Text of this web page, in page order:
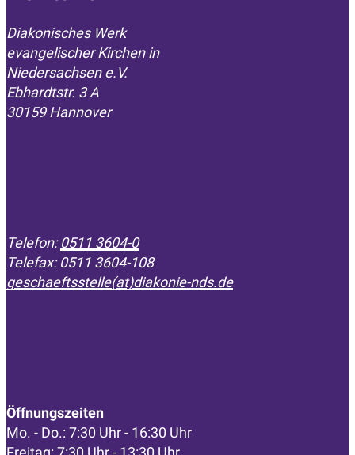
Diakonisches Werk
evangelischer Kirchen in
­Niedersachsen e.V.
Ebhardtstr. 3 A
30159 Hannover
Telefon:0511 3604-0
Telefax: 0511 3604-108
geschaeftsstelle(at)diakonie-nds.de
Öffnungszeiten
Mo. - Do.: 7:30 Uhr - 16:30 Uhr